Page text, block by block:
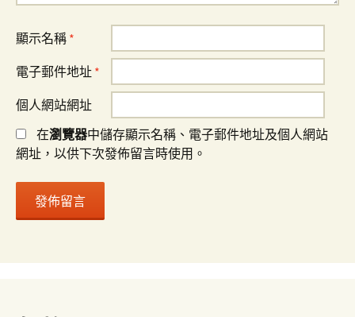
顯示名稱 *
電子郵件地址 *
個人網站網址
在瀏覽器中儲存顯示名稱、電子郵件地址及個人網站
網址，以供下次發佈留言時使用。